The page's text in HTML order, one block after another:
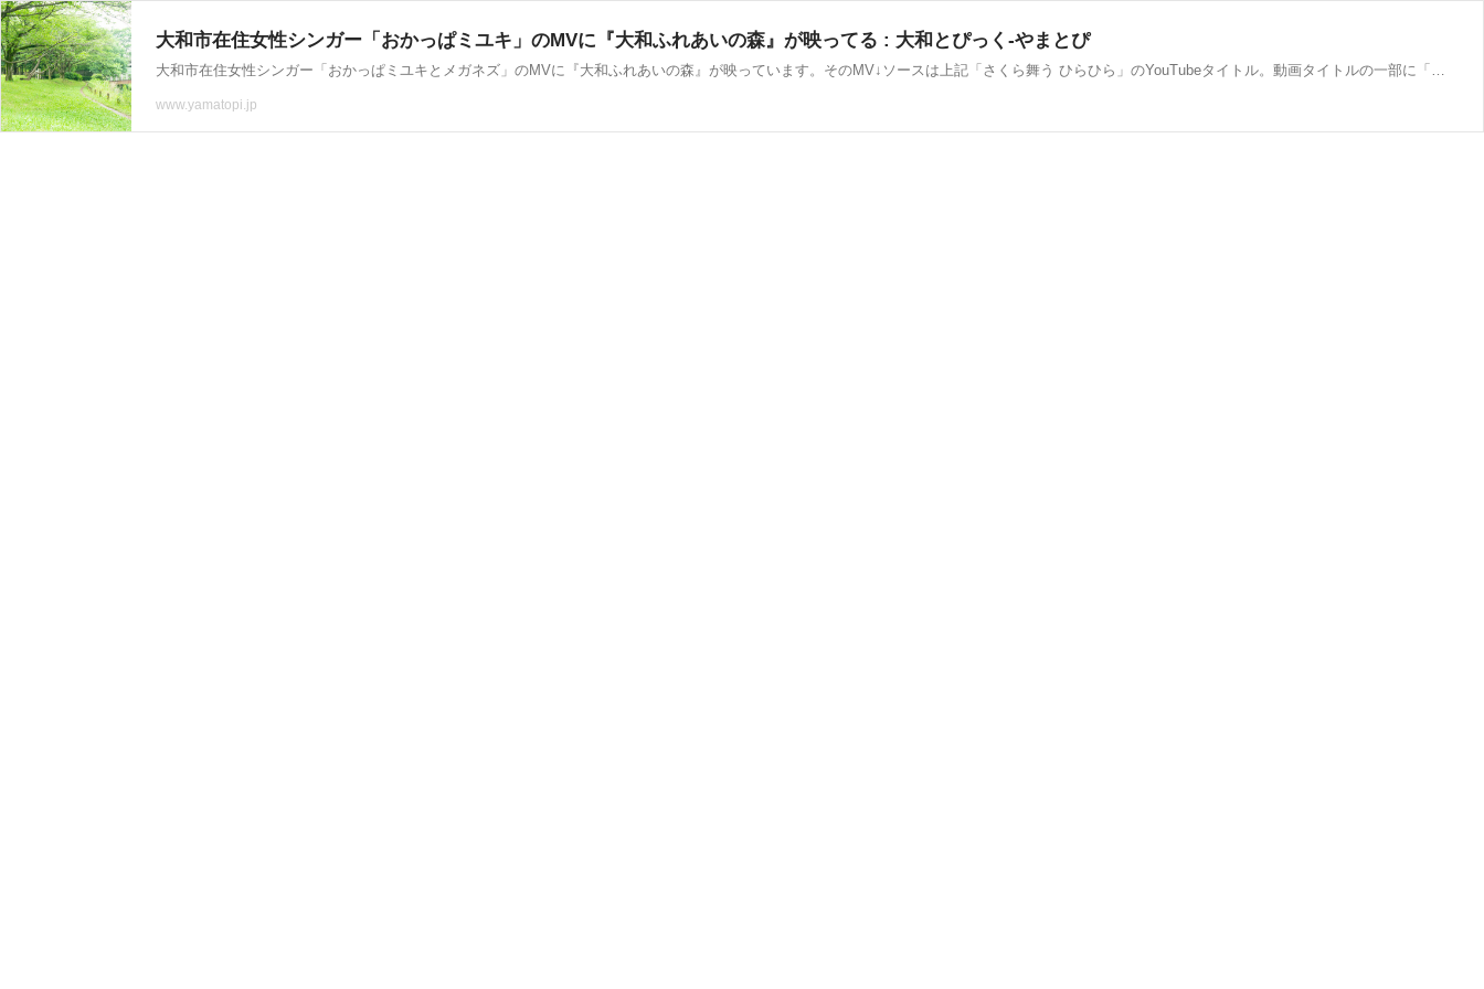
大和市在住女性シンガー「おかっぱミユキ」のMVに『大和ふれあいの森』が映ってる : 大和とぴっく-やまとぴ
大和市在住女性シンガー「おかっぱミユキとメガネズ」のMVに『大和ふれあいの森』が映っています。そのMV↓ソースは上記「さくら舞う ひらひら」のYouTubeタイトル。動画タイトルの一部に「ふれあいの森」という単語が。「おかっぱミユキ」さんは愛知県出身で現在は大和市在
www.yamatopi.jp